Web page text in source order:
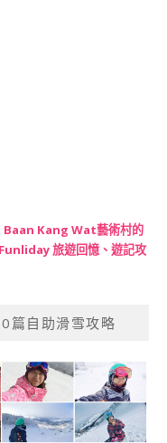
Baan Kang Wat藝術村的
旅遊回憶、遊記攻
篇自助滑雪攻略